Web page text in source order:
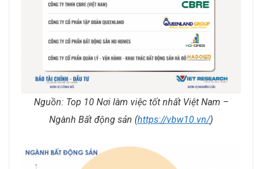
Nguồn: Top 10 Nơi làm việc tốt nhất Việt Nam –
Ngành Bất động sản (https://vbw10.vn/)